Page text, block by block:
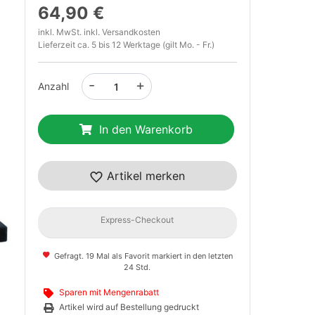
64,90 €
inkl. MwSt. inkl. Versandkosten
Lieferzeit ca. 5 bis 12 Werktage (gilt Mo. - Fr.)
Anzahl +
-
In den Warenkorb
Artikel merken
Express-Checkout
Gefragt. 19 Mal als Favorit markiert in den letzten
24 Std.
Sparen mit Mengenrabatt
Artikel wird auf Bestellung gedruckt